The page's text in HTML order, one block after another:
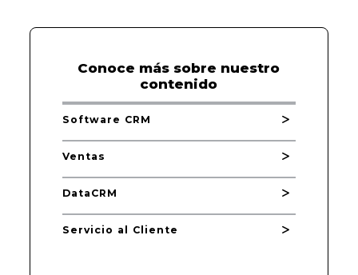
Conoce más sobre nuestro
contenido
Software CRM
Ventas
DataCRM
Servicio al Cliente